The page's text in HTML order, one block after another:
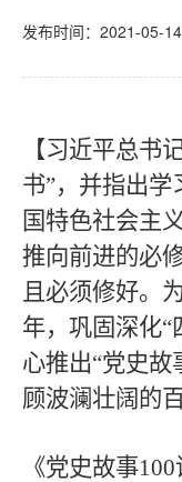
发布时间：2021-05-
【习近平总书
书”，并指出
国特色社会主
推向前进的必
且必须修好。
年，巩固深化“
心推出“党史故
顾波澜壮阔的
《党史故事100